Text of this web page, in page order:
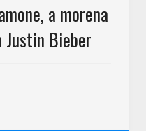
a morena
Bieber